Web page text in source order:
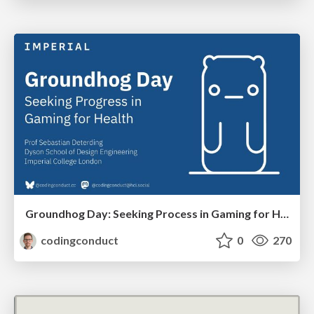
Groundhog Day: Seeking Process in Gaming for Health
codingconduct
0 270